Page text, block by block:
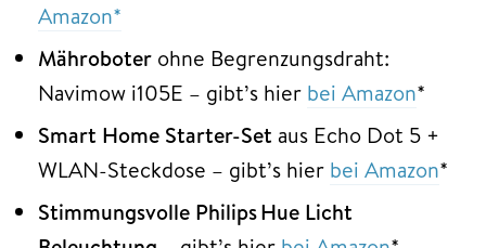
Amazon*
Mähroboter ohne Begrenzungsdraht:
Navimow i105E – gibt’s hier bei Amazon*
Smart Home Starter-Set aus Echo Dot 5 +
WLAN-Steckdose – gibt’s hier bei Amazon*
Stimmungsvolle Philips Hue Licht